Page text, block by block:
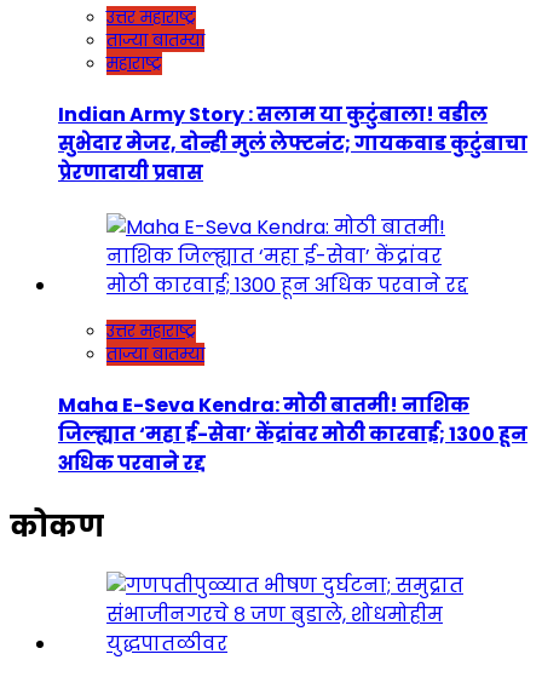
उत्तर महाराष्ट्र
ताज्या बातम्या
महाराष्ट्र
Indian Army Story : सलाम या कुटुंबाला! वडील
सुभेदार मेजर, दोन्ही मुलं लेफ्टनंट; गायकवाड कुटुंबाचा
प्रेरणादायी प्रवास
उत्तर महाराष्ट्र
ताज्या बातम्या
Maha E-Seva Kendra: मोठी बातमी! नाशिक
जिल्ह्यात ‘महा ई-सेवा’ केंद्रांवर मोठी कारवाई; 1300 हून
अधिक परवाने रद्द
कोकण